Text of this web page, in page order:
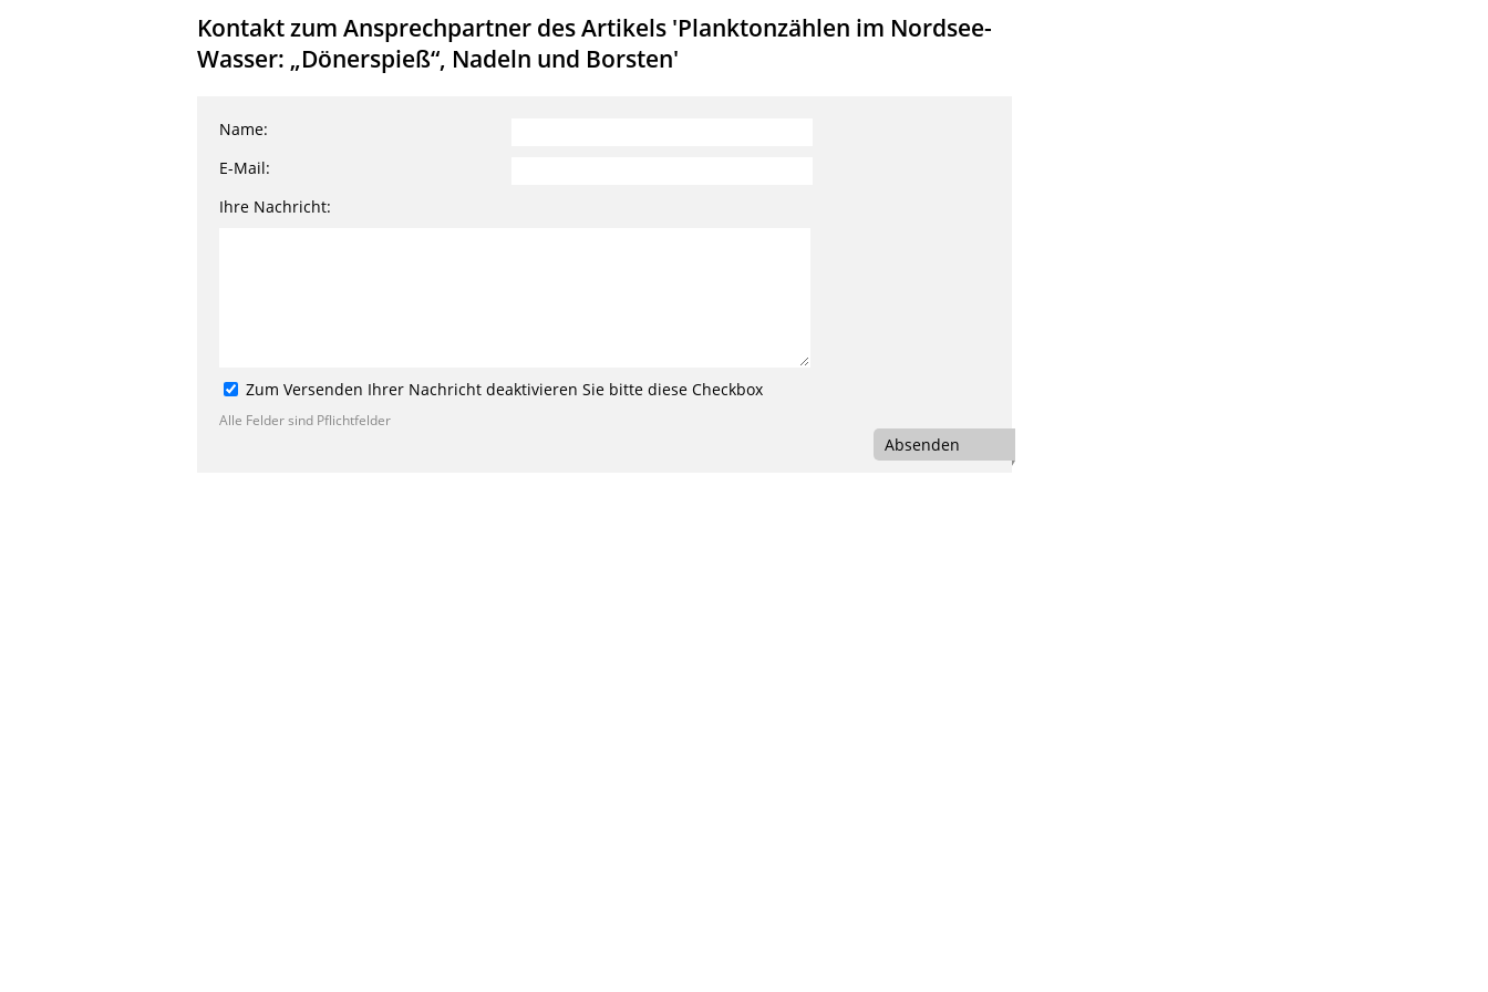
Kontakt zum Ansprechpartner des Artikels 'Planktonzählen im Nordsee-
Wasser: „Dönerspieß“, Nadeln und Borsten'
Name:
E-Mail:
Ihre Nachricht:
Zum Versenden Ihrer Nachricht deaktivieren Sie bitte diese Checkbox
Alle Felder sind Pflichtfelder
Absenden